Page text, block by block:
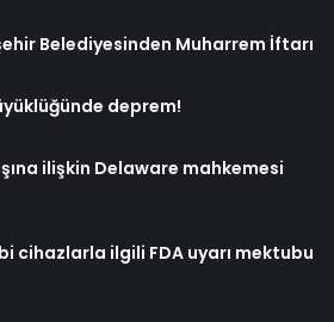
Belediyesinden Muharrem İftarı
deprem!
ilişkin Delaware mahkemesi
cihazlarla ilgili FDA uyarı mektubu